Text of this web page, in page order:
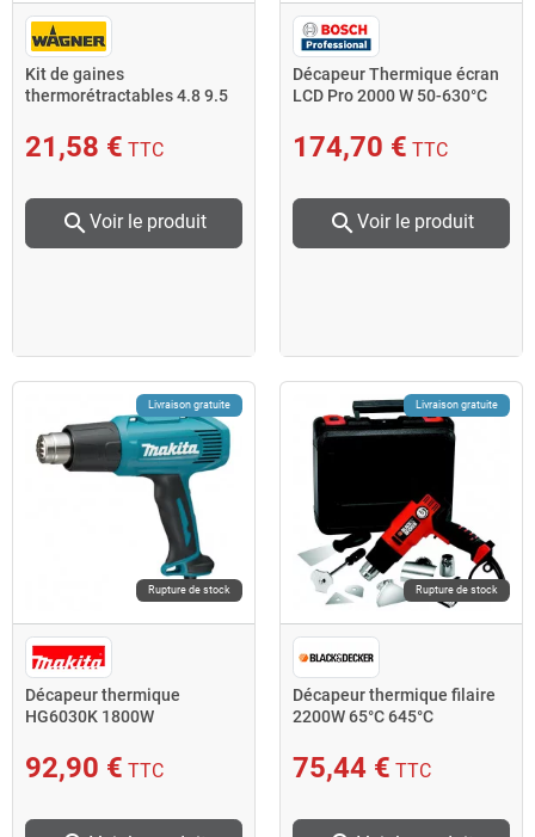
Kit de gaines
thermorétractables 4.8 9.5
21,58 € TTC
search Voir le produit
Décapeur Thermique écran
LCD Pro 2000 W 50-630°C
174,70 € TTC
search Voir le produit
Livraison gratuite
Rupture de stock
Décapeur thermique
HG6030K 1800W
92,90 € TTC
Livraison gratuite
Rupture de stock
Décapeur thermique filaire
2200W 65°C 645°C
Black and Decker
75,44 € TTC